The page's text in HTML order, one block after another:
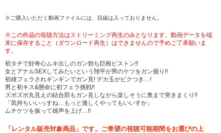
※ご購入いただく動画ファイルには、目線は入っておりません。
※この作品の視聴方法はストリーミング再生のみとなります。動画データを端
末に保存すること（ダウンロード再生）はできませんので予めご了承願いま
す。
初タチで好奇心ムキ出しのガン勃ち巨根ピストン!!
女とアナルSEXしてみたいという翔平が男のケツをガン掘り!!
初雄フェラされギンギンでガン見! デカ玉がビクつき…!
男と初キス&懸命に初フェラ挑戦!!
ズボズボ丸見えの結合部もガン見しながら楽しそうに奥まで突きまくり!!
「気持ちいいっすね…もっと激しくやってもいいすか」
ムチケツを振って雄声を上げ…!!
「レンタル販売対象商品」です。ご希望の視聴可能期間をお選びの上